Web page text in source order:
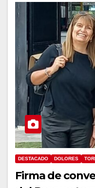
DESTACADO DOLORES
Firma de